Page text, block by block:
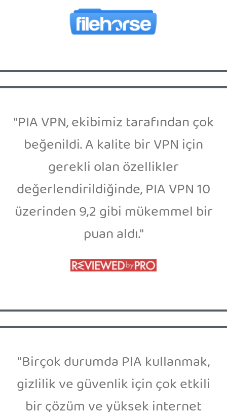
"PIA VPN, ekibimiz tarafından çok
beğenildi. A kalite bir VPN için
gerekli olan özellikler
değerlendirildiğinde, PIA VPN 10
üzerinden 9,2 gibi mükemmel bir
puan aldı."
"Birçok durumda PIA kullanmak,
gizlilik ve güvenlik için çok etkili